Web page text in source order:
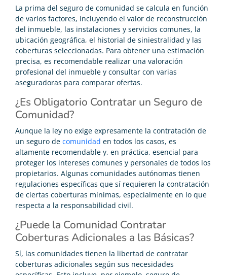
La prima del seguro de comunidad se calcula en función
de varios factores, incluyendo el valor de reconstrucción
del inmueble, las instalaciones y servicios comunes, la
ubicación geográfica, el historial de siniestralidad y las
coberturas seleccionadas. Para obtener una estimación
precisa, es recomendable realizar una valoración
profesional del inmueble y consultar con varias
aseguradoras para comparar ofertas.
¿Es Obligatorio Contratar un Seguro de
Comunidad?
Aunque la ley no exige expresamente la contratación de
un seguro de comunidad en todos los casos, es
altamente recomendable y, en práctica, esencial para
proteger los intereses comunes y personales de todos los
propietarios. Algunas comunidades autónomas tienen
regulaciones específicas que sí requieren la contratación
de ciertas coberturas mínimas, especialmente en lo que
respecta a la responsabilidad civil.
¿Puede la Comunidad Contratar
Coberturas Adicionales a las Básicas?
Sí, las comunidades tienen la libertad de contratar
coberturas adicionales según sus necesidades